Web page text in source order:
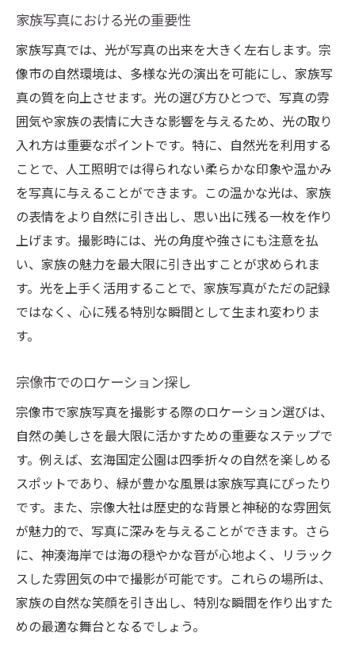
家族写真における光の重要性
家族写真では、光が写真の出来を大きく左右します。宗
像市の自然環境は、多様な光の演出を可能にし、家族写
真の質を向上させます。光の選び方ひとつで、写真の雰
囲気や家族の表情に大きな影響を与えるため、光の取り
入れ方は重要なポイントです。特に、自然光を利用する
ことで、人工照明では得られない柔らかな印象や温かみ
を写真に与えることができます。この温かな光は、家族
の表情をより自然に引き出し、思い出に残る一枚を作り
上げます。撮影時には、光の角度や強さにも注意を払
い、家族の魅力を最大限に引き出すことが求められま
す。光を上手く活用することで、家族写真がただの記録
ではなく、心に残る特別な瞬間として生まれ変わりま
す。
宗像市でのロケーション探し
宗像市で家族写真を撮影する際のロケーション選びは、
自然の美しさを最大限に活かすための重要なステップで
す。例えば、玄海国定公園は四季折々の自然を楽しめる
スポットであり、緑が豊かな風景は家族写真にぴったり
です。また、宗像大社は歴史的な背景と神秘的な雰囲気
が魅力的で、写真に深みを与えることができます。さら
に、神湊海岸では海の穏やかな音が心地よく、リラック
スした雰囲気の中で撮影が可能です。これらの場所は、
家族の自然な笑顔を引き出し、特別な瞬間を作り出すた
めの最適な舞台となるでしょう。